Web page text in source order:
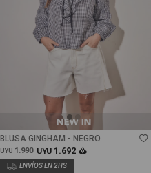
BLUSA GINGHAM - NEGRO
UYU 1.990 UYU 1.692